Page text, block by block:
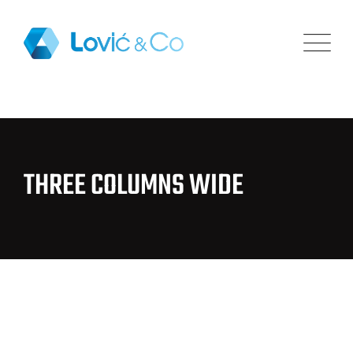
THREE COLUMNS WIDE